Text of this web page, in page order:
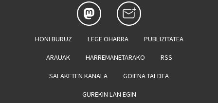
HONI BURUZ LEGE OHARRA PUBLIZITATEA
ARAUAK HARREMANETARAKO RSS
SALAKETEN KANALA GOIENA TALDEA
GUREKIN LAN EGIN